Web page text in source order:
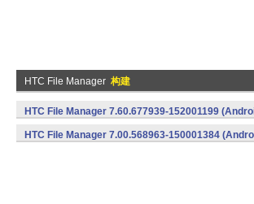
HTC File Manager 构建
HTC File Manager 7.60.677939-152001199
HTC File Manager 7.00.568963-150001384